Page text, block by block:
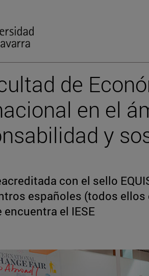
de
en el
y
con el sello
españoles (todos
encuentra el IESE